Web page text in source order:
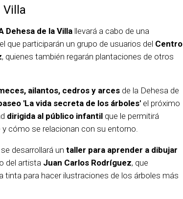
Villa
Dehesa de la Villa llevará a cabo de una
que participarán un grupo de usuarios del Centro
, quienes también regarán plantaciones de otros
ailantos, cedros y arces de la Dehesa de
'La vida secreta de los árboles' el próximo
dirigida al público infantil que le permitirá
y cómo se relacionan con su entorno.
desarrollará un taller para aprender a dibujar
del artista Juan Carlos Rodríguez, que
tinta para hacer ilustraciones de los árboles más